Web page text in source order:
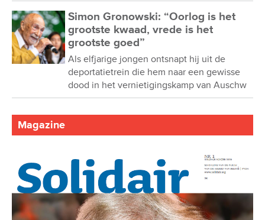
Simon Gronowski: “Oorlog is het
grootste kwaad, vrede is het
grootste goed”
Als elfjarige jongen ontsnapt hij uit de
deportatietrein die hem naar een gewisse
dood in het vernietigingskamp van Auschw
Magazine